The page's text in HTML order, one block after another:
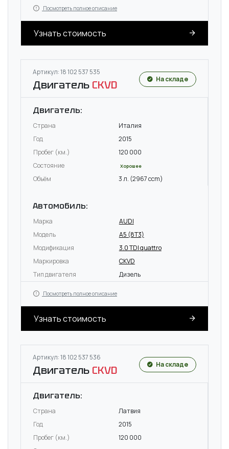
Посмотреть полное описание
Узнать стоимость
Артикул: 18 102 537 535
Двигатель CKVD На складе
Двигатель:
Страна
Италия
Год
2015
Пробег (км.)
120 000
Состояние
Хорошее
Объём 3 л. (2967 ccm)
Автомобиль:
Марка
AUDI
Модель
A5 (8T3)
Модификация
3.0 TDI quattro
Маркировка
CKVD
Тип двигателя
Дизель
Посмотреть полное описание
Узнать стоимость
Артикул: 18 102 537 536
Двигатель CKVD На складе
Двигатель:
Страна
Латвия
Год
2015
Пробег (км.)
120 000